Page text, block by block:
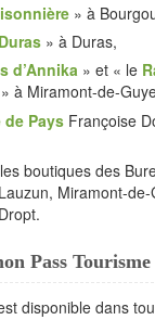
» à
» à Duras,
d’Annika » et « le
» à Miramont-de-
de Pays Françoise
boutiques des
Miramont-
Pass Tourisme
disponible dans